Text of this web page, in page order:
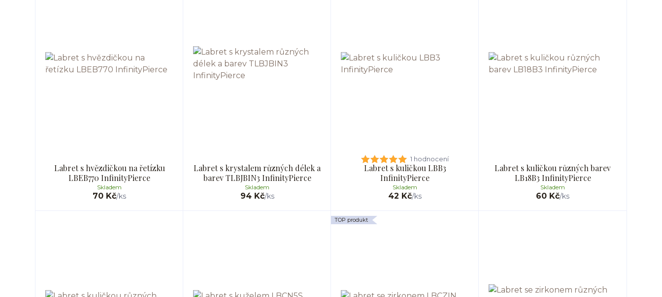
Labret s hvězdičkou na řetízku
LBEB770 InfinityPierce
70 Kč/ks
Skladem
Labret s krystalem různých délek a
barev TLBJBIN3 InfinityPierce
94 Kč/ks
Skladem
1 hodnocení
Labret s kuličkou LBB3
InfinityPierce
42 Kč/ks
Skladem
Labret s kuličkou různých barev
LB18B3 InfinityPierce
60 Kč/ks
Skladem
TOP produkt